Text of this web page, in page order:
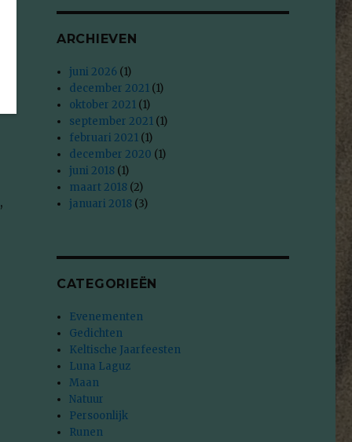
ARCHIEVEN
juni 2026 (1)
december 2021 (1)
oktober 2021 (1)
september 2021 (1)
februari 2021 (1)
december 2020 (1)
juni 2018 (1)
maart 2018 (2)
januari 2018 (3)
CATEGORIEËN
Evenementen
Gedichten
Keltische Jaarfeesten
Luna Laguz
Maan
Natuur
Persoonlijk
Runen